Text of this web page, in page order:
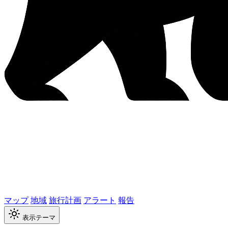
マップ地域旅行計画 アラート 報告
表示テーマ